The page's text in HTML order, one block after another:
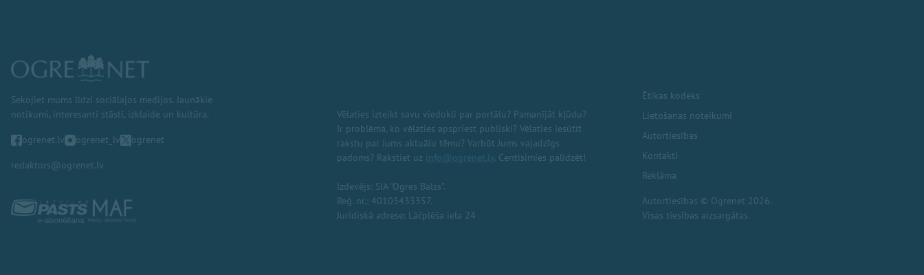
Sekojiet mums līdzi sociālajos medijos. Jaunākie
notikumi, interesanti stāsti, izklaide un kultūra.
ogrenet.lv ogrenet_lv ogrenet
redaktors@ogrenet.lv
Vēlaties izteikt savu viedokli par portālu? Pamanījāt kļūdu?
Ir problēma, ko vēlaties apspriest publiski? Vēlaties iesūtīt
rakstu par Jums aktuālu tēmu? Varbūt Jums vajadzīgs
padoms? Rakstiet uz info@ogrenet.lv. Centīsimies palīdzēt!
Izdevējs: SIA "Ogres Balss".
Reģ. nr.: 40103433357.
Juridiskā adrese: Lāčplēša iela 24
Ētikas kodeks
Lietošanas noteikumi
Autortiesības
Kontakti
Reklāma
Autortiesības © Ogrenet 2026.
Visas tiesības aizsargātas.